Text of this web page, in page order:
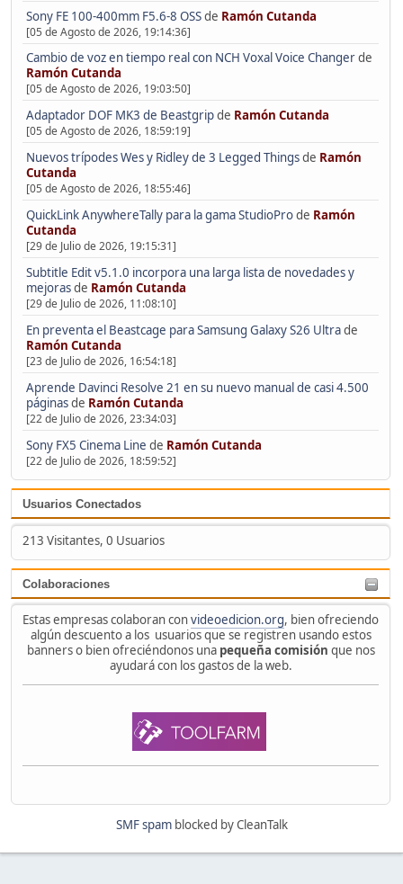
Sony FE 100-400mm F5.6-8 OSSde Ramón Cutanda
[05 de Agosto de 2026, 19:14:36]
Cambio de voz en tiempo real con NCH Voxal Voice Changerde
Ramón Cutanda
[05 de Agosto de 2026, 19:03:50]
Adaptador DOF MK3 de Beastgripde Ramón Cutanda
[05 de Agosto de 2026, 18:59:19]
Nuevos trípodes Wes y Ridley de 3 Legged Thingsde Ramón
Cutanda
[05 de Agosto de 2026, 18:55:46]
QuickLink AnywhereTally para la gama StudioProde Ramón
Cutanda
[29 de Julio de 2026, 19:15:31]
Subtitle Edit v5.1.0 incorpora una larga lista de novedades y
mejorasde Ramón Cutanda
[29 de Julio de 2026, 11:08:10]
En preventa el Beastcage para Samsung Galaxy S26 Ultrade
Ramón Cutanda
[23 de Julio de 2026, 16:54:18]
Aprende Davinci Resolve 21 en su nuevo manual de casi 4.500
páginasde Ramón Cutanda
[22 de Julio de 2026, 23:34:03]
Sony FX5 Cinema Line de Ramón Cutanda
[22 de Julio de 2026, 18:59:52]
Usuarios Conectados
213 Visitantes, 0 Usuarios
Colaboraciones
Estas empresas colaboran convideoedicion.org, bien ofreciendo
algún descuento a los usuarios que se registren usando estos
banners o bien ofreciéndonos una pequeña comisión que nos
ayudará con los gastos de la web.
SMF spamblocked by CleanTalk